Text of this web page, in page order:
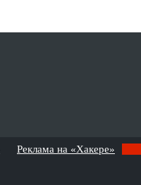
Реклама на «Хакере»